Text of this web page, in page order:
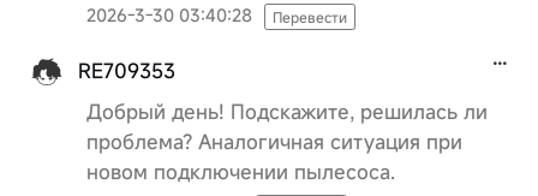
2026-3-30 03:40:28 Перевести
RE709353
Добрый день! Подскажите, решилась ли
проблема? Аналогичная ситуация при
новом подключении пылесоса.